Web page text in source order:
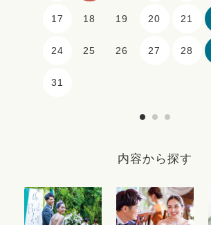
17 18 19 20 21
24 25 26 27 28
31
内容から探す